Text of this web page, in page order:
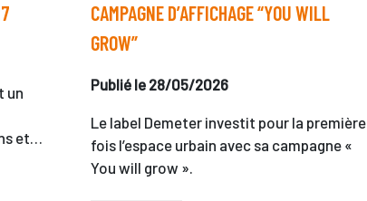
un
et…
CAMPAGNE D’AFFICHAGE “YOU WILL
GROW”
Publié le 28/05/2026
Le label Demeter investit pour la première
fois l’espace urbain avec sa campagne «
You will grow ».